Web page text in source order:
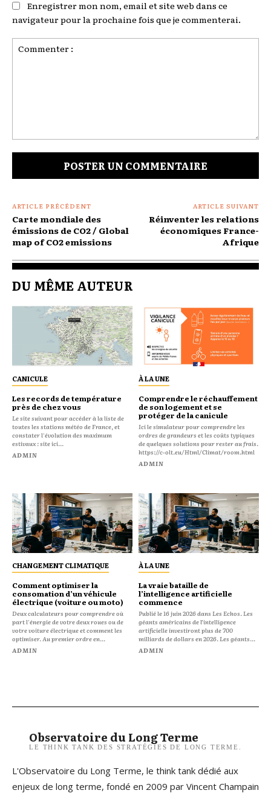
Enregistrer mon nom, email et site web dans ce
navigateur pour la prochaine fois que je commenterai.
ARTICLE PRÉCÉDENT
Carte mondiale des
émissions de CO2 / Global
map of CO2 emissions
ARTICLE SUIVANT
Réinventer les relations
économiques France-
Afrique
DU MÊME AUTEUR
CANICULE
Les records de température
près de chez vous
Le site suivant pour accéder à la liste de
toutes les stations météo de France, et
constater l'évolution des maximum
estivaux : site ici...
ADMIN
À LA UNE
Comprendre le réchauffement
de son logement et se
protéger de la canicule
Ici le simulateur pour comprendre les
ordres de grandeurs et les coûts typiques
de quelques solutions pour rester au frais.
https://c-olt.eu/Html/Climat/room.html
ADMIN
CHANGEMENT CLIMATIQUE
Comment optimiser la
consomation d’un véhicule
électrique (voiture ou moto)
Deux calculateurs pour comprendre où
part l'énergie de votre deux roues ou de
votre voiture électrique et comment les
optimiser. Au premier ordre en...
ADMIN
À LA UNE
La vraie bataille de
l’intelligence artificielle
commence
Publié le 16 juin 2026 dans Les Echos. Les
géants américains de l’intelligence
artificielle investiront plus de 700
milliards de dollars en 2026. Les géants...
ADMIN
Observatoire du Long Terme
LE THINK TANK DES STRATÉGIES DE LONG TERME.
L'Observatoire du Long Terme, le think tank dédié aux
enjeux de long terme, fondé en 2009 par Vincent Champain